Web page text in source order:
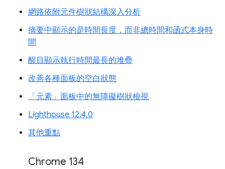
網路依附元件樹狀結構深入分析
摘要中顯示的是時間長度，而非總時間和函式本身時
間
醒目顯示執行時間最長的堆疊
改善各種面板的空白狀態
「元素」面板中的無障礙樹狀檢視
Lighthouse 12.4.0
其他重點
Chrome 134